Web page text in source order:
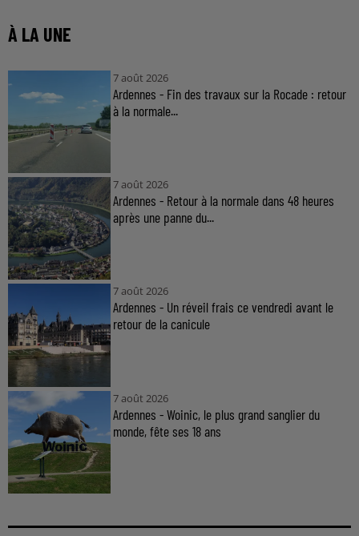
À LA UNE
7 août 2026
Ardennes - Fin des travaux sur la Rocade : retour
à la normale...
7 août 2026
Ardennes - Retour à la normale dans 48 heures
après une panne du...
7 août 2026
Ardennes - Un réveil frais ce vendredi avant le
retour de la canicule
7 août 2026
Ardennes - Woinic, le plus grand sanglier du
monde, fête ses 18 ans